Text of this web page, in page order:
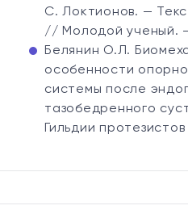
С. Локтионов. —
// Молодой ученый.
Белянин О.Л.
особенности
системы после
тазобедренного
Гильдии